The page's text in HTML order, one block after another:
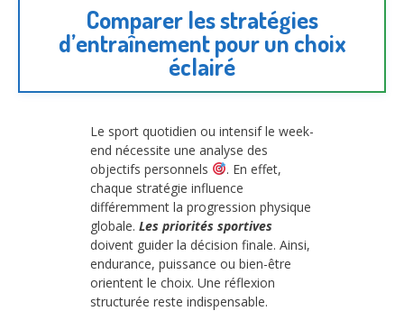
Comparer les stratégies
d’entraînement pour un choix
éclairé
Le sport quotidien ou intensif le week-
end nécessite une analyse des
objectifs personnels
. En effet,
chaque stratégie influence
différemment la progression physique
globale. Les priorités sportives
doivent guider la décision finale. Ainsi,
endurance, puissance ou bien-être
orientent le choix. Une réflexion
structurée reste indispensable.